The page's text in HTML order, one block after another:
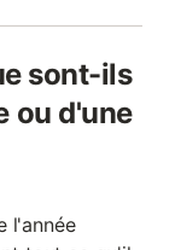
sont-ils
ou d'une
l'année